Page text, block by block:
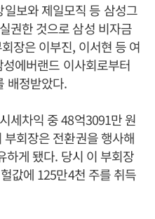
보와 제일모직 등 삼성그
권한 것으로 삼성 비자금
장은 이부진, 이서현 등 여
에버랜드 이사회로부터
배정받았다.
세차익 중 48억3091만 원
회장은 전환권을 행사해
게 됐다. 당시 이 부회장
값에 125만4천 주를 취득